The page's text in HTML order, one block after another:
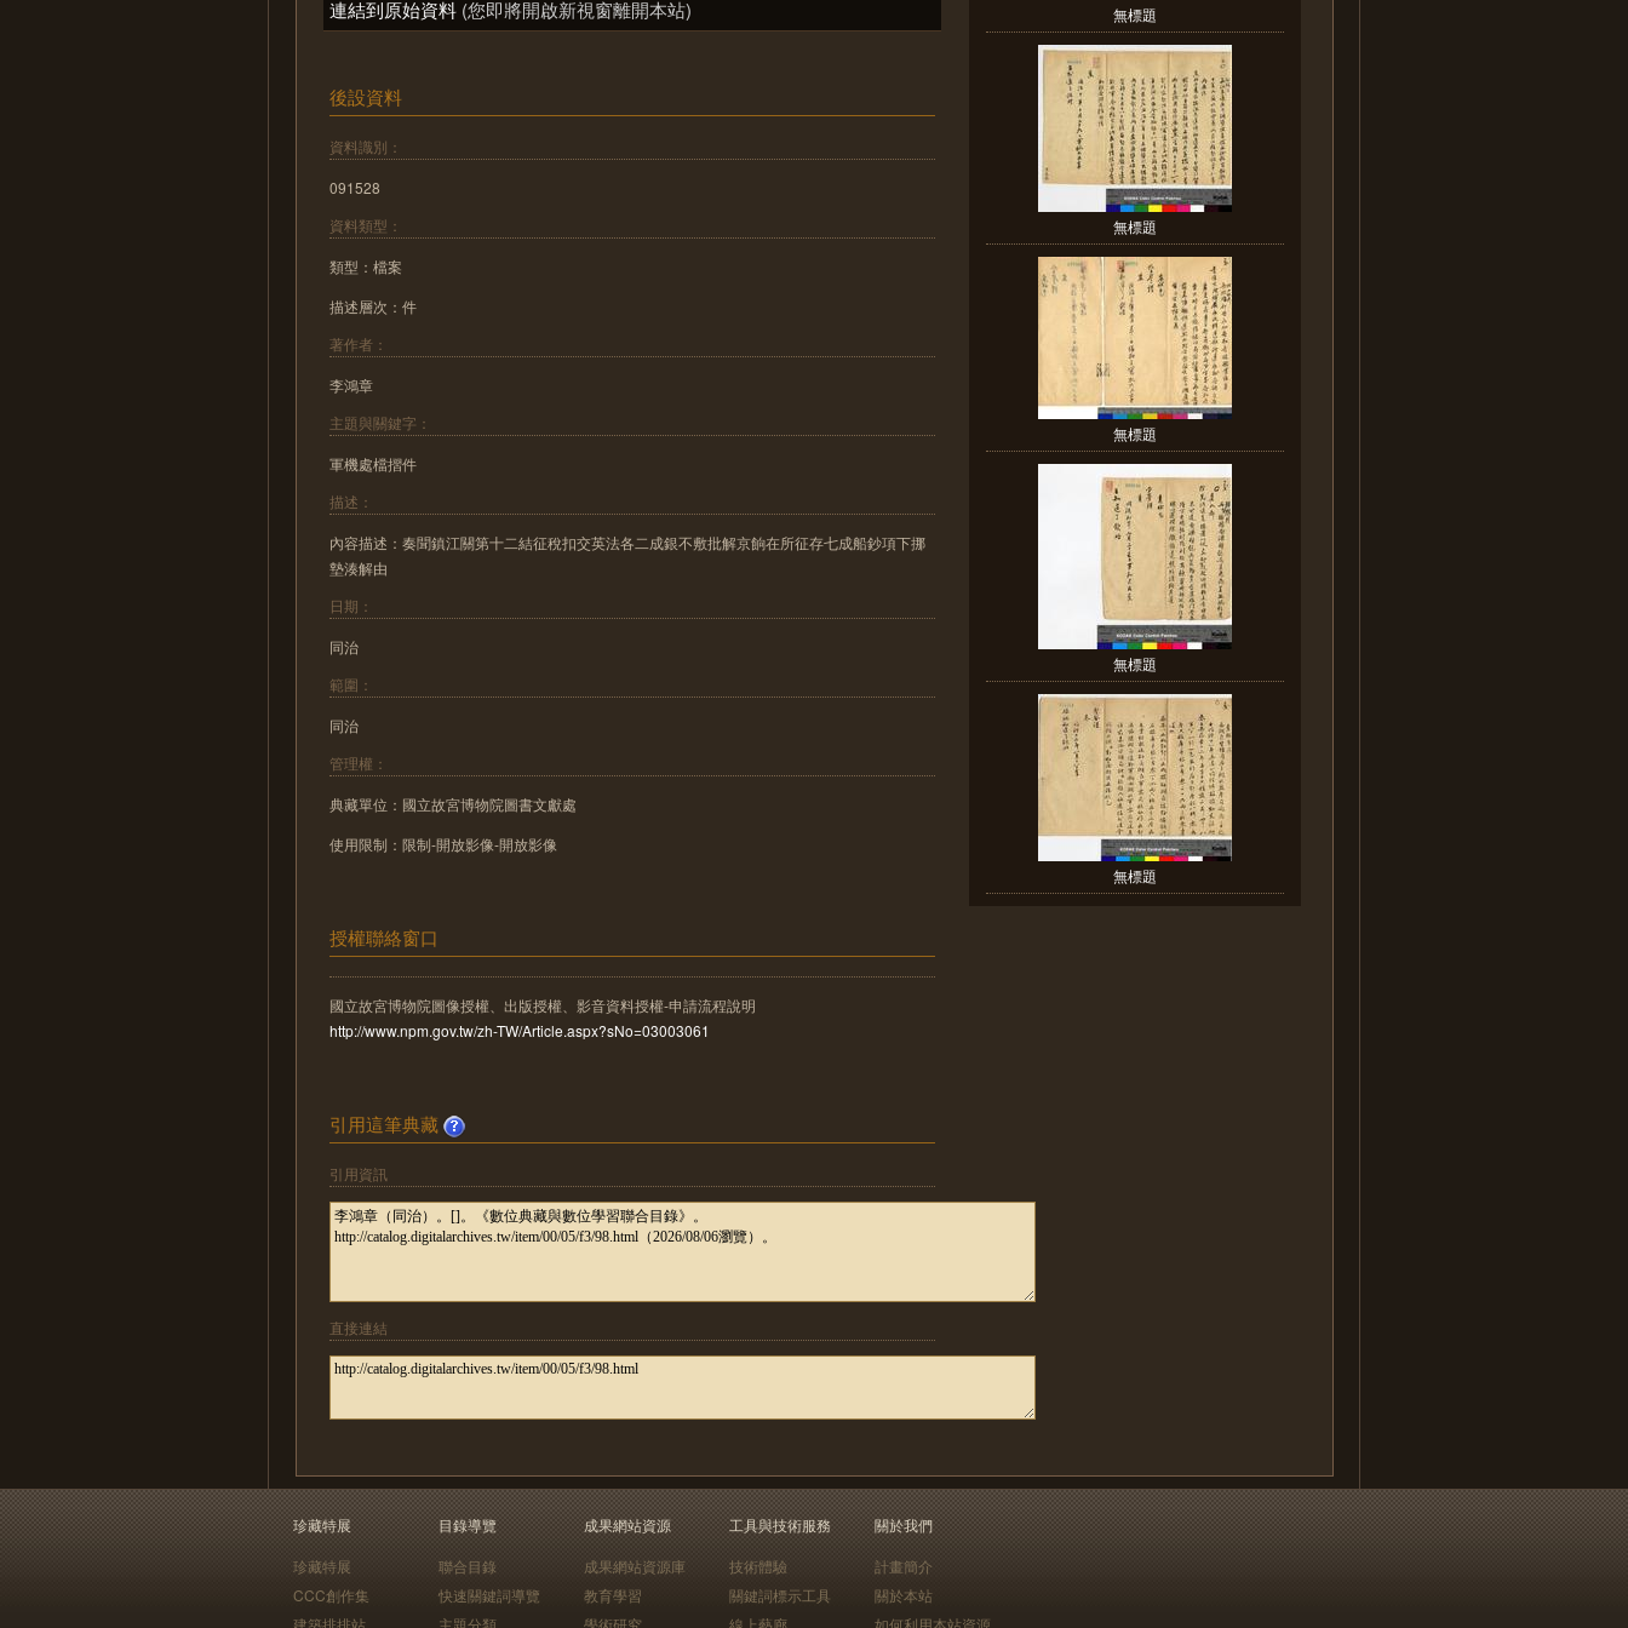
連結到原始資料 (您即將開啟新視窗離開本站)
後設資料
資料識別：
091528
資料類型：
類型：檔案
描述層次：件
著作者：
李鴻章
主題與關鍵字：
軍機處檔摺件
描述：
內容描述：奏聞鎮江關第十二結征稅扣交英法各二成銀不敷批解京餉在所征存七成船鈔項下挪
墊湊解由
日期：
同治
範圍：
同治
管理權：
典藏單位：國立故宮博物院圖書文獻處
使用限制：限制-開放影像-開放影像
授權聯絡窗口
國立故宮博物院圖像授權、出版授權、影音資料授權-申請流程說明
http://www.npm.gov.tw/zh-TW/Article.aspx?sNo=03003061
引用這筆典藏
引用資訊
直接連結
無標題
無標題
無標題
無標題
無標題
珍藏特展
珍藏特展
CCC創作集
建築排排站
目錄導覽
聯合目錄
快速關鍵詞導覽
主題分類
成果網站資源
成果網站資源庫
教育學習
學術研究
工具與技術服務
技術體驗
關鍵詞標示工具
線上藝廊
關於我們
計畫簡介
關於本站
如何利用本站資源